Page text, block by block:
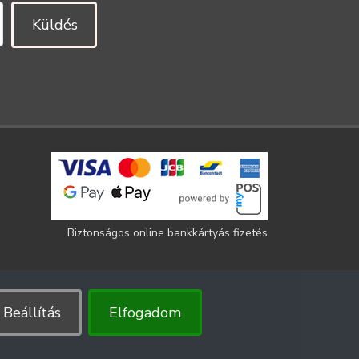
Küldés
Biztonságos online bankkártyás fizetés
Beállítás Elfogadom